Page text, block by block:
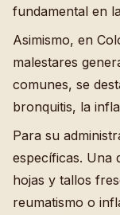
fundamental en
Asimismo, en
malestares
comunes, se
bronquitis, la
Para su
específicas. Una
hojas y tallos
reumatismo o